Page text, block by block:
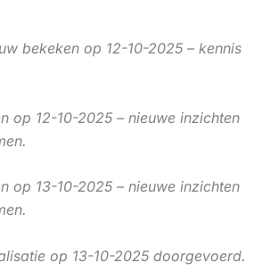
bekeken op 12-10-2025 – kennis
op 12-10-2025 – nieuwe inzichten
op 13-10-2025 – nieuwe inzichten
op 13-10-2025 doorgevoerd.